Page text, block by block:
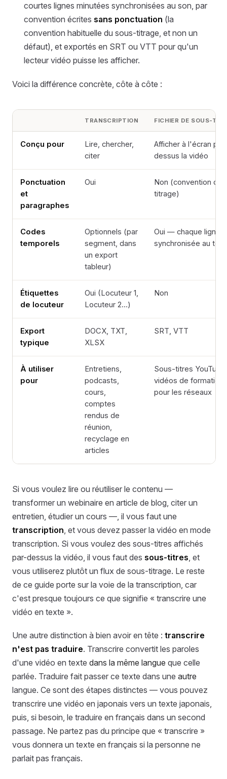
courtes lignes minutées synchronisées au son, par
convention écrites sans ponctuation (la
convention habituelle du sous-titrage, et non un
défaut), et exportés en SRT ou VTT pour qu'un
lecteur vidéo puisse les afficher.
Voici la différence concrète, côte à côte :
TRANSCRIPTION FICHIER DE SOUS-
Conçu pour
Lire, chercher,
citer
Afficher à l'écran
dessus la vidéo
Ponctuation
et
paragraphes
Oui
Non (convention de
titrage)
Codes
temporels
Optionnels (par
segment, dans
un export
tableur)
Oui — chaque ligne
synchronisée au
Étiquettes
de locuteur
Oui (Locuteur 1,
Locuteur 2…)
Non
Export
typique
DOCX, TXT,
XLSX
SRT, VTT
À utiliser
pour
Entretiens,
podcasts,
cours,
comptes
rendus de
réunion,
recyclage en
articles
Sous-titres
vidéos de
pour les réseaux
Si vous voulez lire ou réutiliser le contenu —
transformer un webinaire en article de blog, citer un
entretien, étudier un cours —, il vous faut une
transcription, et vous devez passer la vidéo en mode
transcription. Si vous voulez des sous-titres affichés
par-dessus la vidéo, il vous faut des sous-titres, et
vous utiliserez plutôt un flux de sous-titrage. Le reste
de ce guide porte sur la voie de la transcription, car
c'est presque toujours ce que signifie « transcrire une
vidéo en texte ».
Une autre distinction à bien avoir en tête : transcrire
n'est pas traduire. Transcrire convertit les paroles
d'une vidéo en texte dans la même langue que celle
parlée. Traduire fait passer ce texte dans une autre
langue. Ce sont des étapes distinctes — vous pouvez
transcrire une vidéo en japonais vers un texte japonais,
puis, si besoin, le traduire en français dans un second
passage. Ne partez pas du principe que « transcrire »
vous donnera un texte en français si la personne ne
parlait pas français.